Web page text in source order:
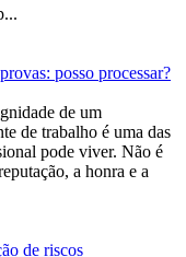
posso processar?
de um
de trabalho é uma das
pode viver. Não é
a honra e a
de riscos